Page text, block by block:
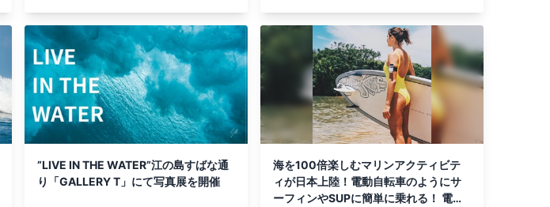
”LIVE IN THE WATER”江の島すばな通
り「GALLERY T」にて写真展を開催
海を100倍楽しむマリンアクティビテ
ィが日本上陸！電動自転車のようにサ
ーフィンやSUPに簡単に乗れる！ 電動